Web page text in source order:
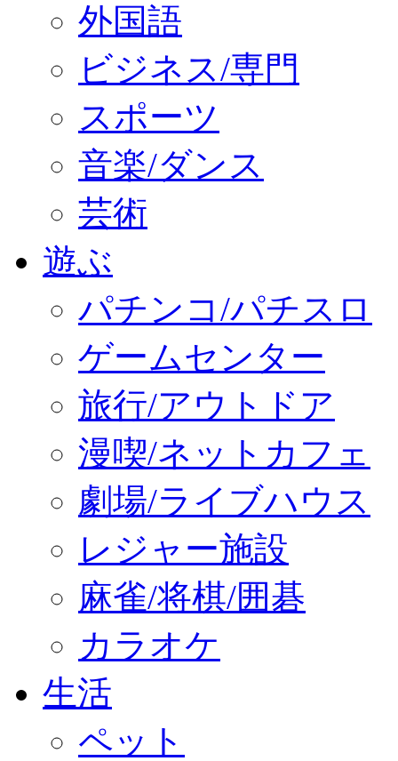
外国語
ビジネス/専門
スポーツ
音楽/ダンス
芸術
遊ぶ
パチンコ/パチスロ
ゲームセンター
旅行/アウトドア
漫喫/ネットカフェ
劇場/ライブハウス
レジャー施設
麻雀/将棋/囲碁
カラオケ
生活
ペット